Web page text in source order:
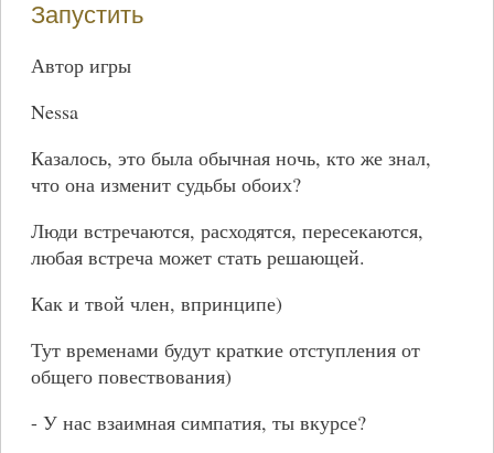
Запустить
Автор игры
Nessa
Казалось, это была обычная ночь, кто же знал,
что она изменит судьбы обоих?
Люди встречаются, расходятся, пересекаются,
любая встреча может стать решающей.
Как и твой член, впринципе)
Тут временами будут краткие отступления от
общего повествования)
- У нас взаимная симпатия, ты вкурсе?